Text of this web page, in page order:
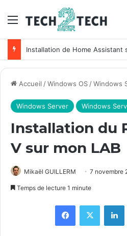
Menu
Accueil /Windows OS/Windows
Windows Server Windows
Installation du
V sur mon LAB
Mikaël GUILLERM 7 novembre
Temps de lecture 1 minute